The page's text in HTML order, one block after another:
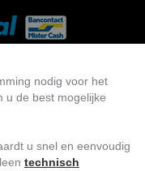
nodig voor het
u de best mogelijke
u snel en eenvoudig
technisch